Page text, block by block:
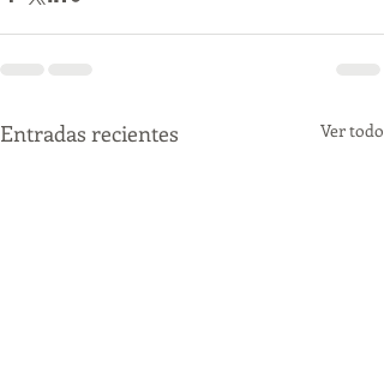
Entradas recientes Ver todo